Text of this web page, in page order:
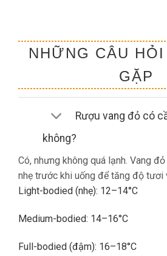
NHỮNG CÂU
GẶP
Rượu vang đỏ có
không?
Có, nhưng không quá lạnh. Vang
nhẹ trước khi uống để tăng độ tươi
Light-bodied (nhẹ): 12–14°C
Medium-bodied: 14–16°C
Full-bodied (đậm): 16–18°C